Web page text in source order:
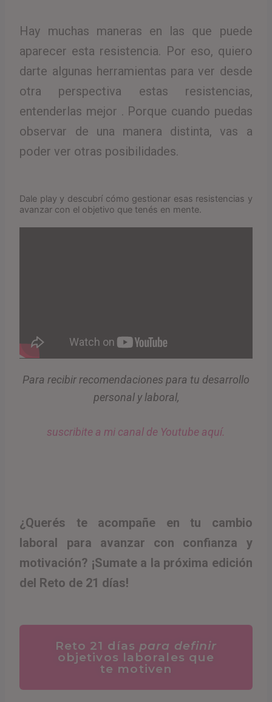
Hay muchas maneras en las que puede
aparecer esta resistencia. Por eso, quiero
darte algunas herramientas para ver desde
otra perspectiva estas resistencias,
entenderlas mejor . Porque cuando puedas
observar de una manera distinta, vas a
poder ver otras posibilidades.
Dale play y descubrí cómo gestionar esas resistencias y
avanzar con el objetivo que tenés en mente.
Para recibir recomendaciones para tu desarrollo
personal y laboral,
suscribite a mi canal de Youtube aquí.
¿Querés te acompañe en tu cambio
laboral para avanzar con confianza y
motivación? ¡Sumate a la próxima edición
del Reto de 21 días!
Reto 21 días para definir
objetivos laborales que
te motiven